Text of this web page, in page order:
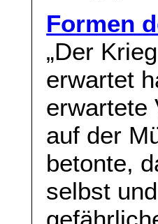
Formen
„Der
erwartet
erwartete
auf der
betonte,
selbst